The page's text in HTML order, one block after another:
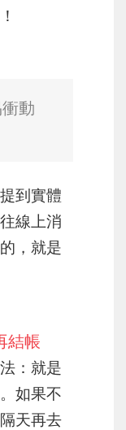
動
到實體
線上消
，就是
結帳
：就是
如果不
天再去